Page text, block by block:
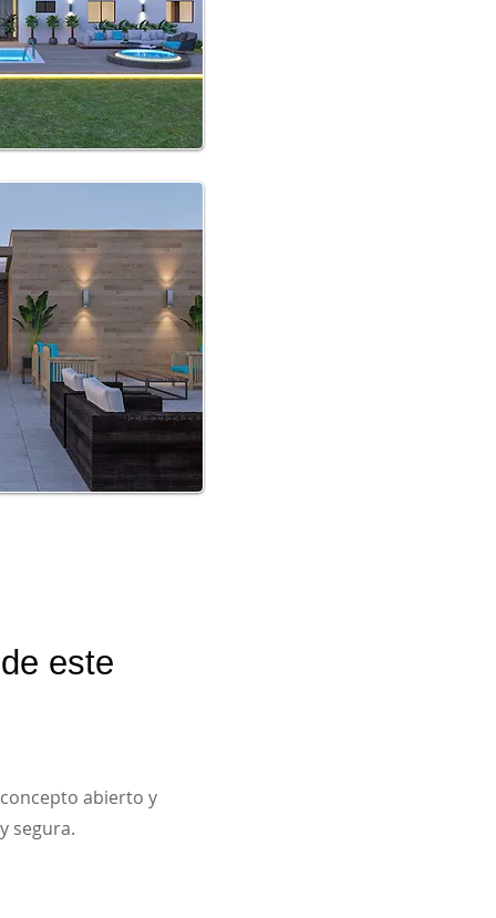
este
abierto y
segura.